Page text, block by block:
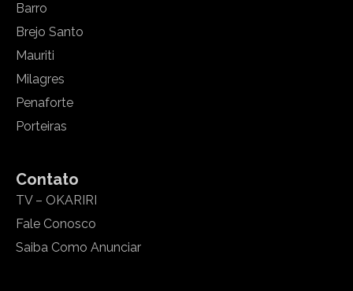
Barro
Brejo Santo
Mauriti
Milagres
Penaforte
Porteiras
Contato
TV – OKARIRI
Fale Conosco
Saiba Como Anunciar